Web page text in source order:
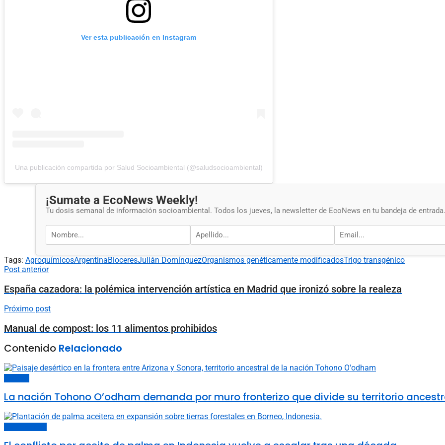
Ver esta publicación en Instagram
Una publicación compartida por Salud Socioambiental (@saludsocioambiental)
¡Sumate a EcoNews Weekly!
Tu dosis semanal de información socioambiental. Todos los jueves, la newsletter de EcoNews en tu bandeja de entrada.
Tags: AgroquímicosArgentinaBioceresJulián DomínguezOrganismos genéticamente modificadosTrigo transgénico
Post anterior
España cazadora: la polémica intervención artística en Madrid que ironizó sobre la realeza
Próximo post
Manual de compost: los 11 alimentos prohibidos
Contenido Relacionado
La nación Tohono O’odham demanda por muro fronterizo que divide su territorio